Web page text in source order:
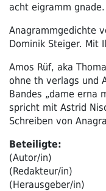
acht eigramm gnade.
Anagrammgedichte
Dominik Steiger. Mit
Amos Rüf, aka
ohne th verlags und
Bandes „dame erna
spricht mit Astrid
Schreiben von
Beteiligte:
(Autor/in)
(Redakteur/in)
(Herausgeber/in)